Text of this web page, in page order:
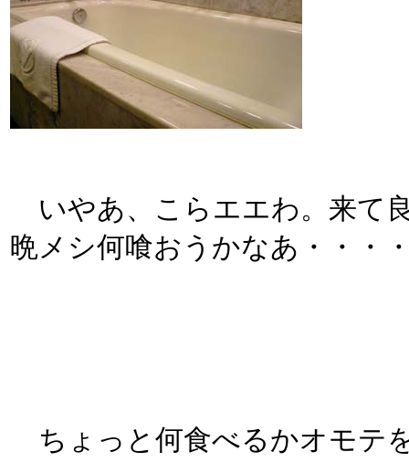
いやあ、こらエエわ。来て
晩メシ何喰おうかなあ・・・
ちょっと何食べるかオモテ